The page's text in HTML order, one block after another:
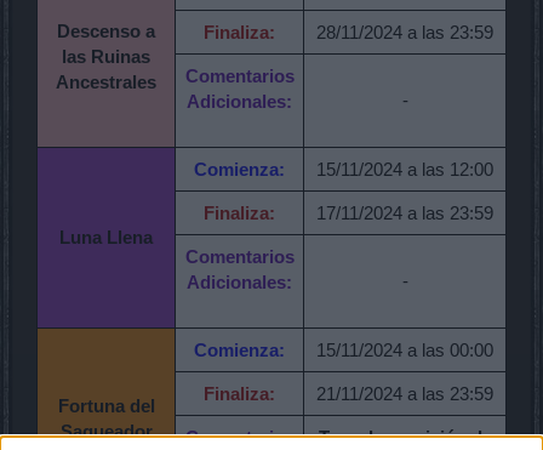
Descenso a
las Ruinas
Ancestrales
Finaliza: 28/11/2024 a las 23:59
Comentarios
Adicionales:
-
Luna Llena
Comienza: 15/11/2024 a las 12:00
Finaliza: 17/11/2024 a las 23:59
Comentarios
Adicionales:
-
Fortuna del
Saqueador
Comienza: 15/11/2024 a las 00:00
Finaliza: 21/11/2024 a las 23:59
Comentarios
Tasa de aparición de